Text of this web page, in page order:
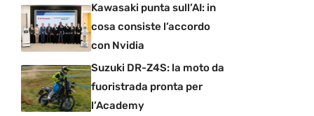
Kawasaki punta sull’AI: in
cosa consiste l’accordo
con Nvidia
Suzuki DR-Z4S: la moto da
fuoristrada pronta per
l’Academy